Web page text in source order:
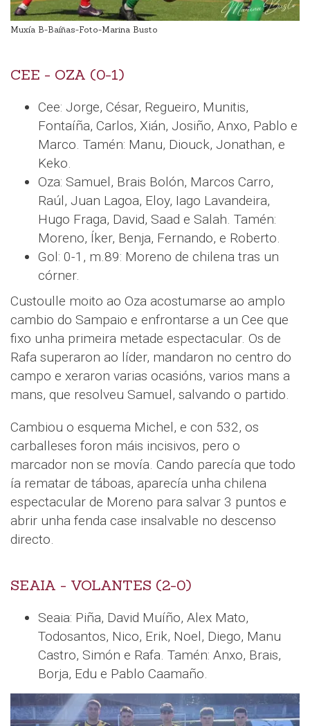
Muxía B-Baíñas-Foto-Marina Busto
CEE - OZA (0-1)
Cee: Jorge, César, Regueiro, Munitis,
Fontaíña, Carlos, Xián, Josiño, Anxo, Pablo e
Marco. Tamén: Manu, Diouck, Jonathan, e
Keko.
Oza: Samuel, Brais Bolón, Marcos Carro,
Raúl, Juan Lagoa, Eloy, Iago Lavandeira,
Hugo Fraga, David, Saad e Salah. Tamén:
Moreno, Íker, Benja, Fernando, e Roberto.
Gol: 0-1, m.89: Moreno de chilena tras un
córner.
Custoulle moito ao Oza acostumarse ao amplo
cambio do Sampaio e enfrontarse a un Cee que
fixo unha primeira metade espectacular. Os de
Rafa superaron ao líder, mandaron no centro do
campo e xeraron varias ocasións, varios mans a
mans, que resolveu Samuel, salvando o partido.
Cambiou o esquema Michel, e con 532, os
carballeses foron máis incisivos, pero o
marcador non se movía. Cando parecía que todo
ía rematar de táboas, aparecía unha chilena
espectacular de Moreno para salvar 3 puntos e
abrir unha fenda case insalvable no descenso
directo.
SEAIA - VOLANTES (2-0)
Seaia: Piña, David Muíño, Alex Mato,
Todosantos, Nico, Erik, Noel, Diego, Manu
Castro, Simón e Rafa. Tamén: Anxo, Brais,
Borja, Edu e Pablo Caamaño.